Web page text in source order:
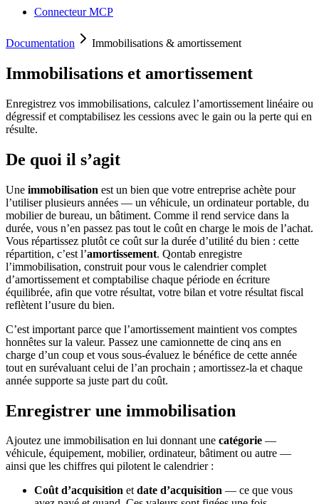
Connecteur MCP
Documentation Immobilisations & amortissement
Immobilisations et amortissement
Enregistrez vos immobilisations, calculez l’amortissement linéaire ou
dégressif et comptabilisez les cessions avec le gain ou la perte qui en
résulte.
De quoi il s’agit
Une immobilisation est un bien que votre entreprise achète pour
l’utiliser plusieurs années — un véhicule, un ordinateur portable, du
mobilier de bureau, un bâtiment. Comme il rend service dans la
durée, vous n’en passez pas tout le coût en charge le mois de l’achat.
Vous répartissez plutôt ce coût sur la durée d’utilité du bien : cette
répartition, c’est l’amortissement. Qontab enregistre
l’immobilisation, construit pour vous le calendrier complet
d’amortissement et comptabilise chaque période en écriture
équilibrée, afin que votre résultat, votre bilan et votre résultat fiscal
reflètent l’usure du bien.
C’est important parce que l’amortissement maintient vos comptes
honnêtes sur la valeur. Passez une camionnette de cinq ans en
charge d’un coup et vous sous-évaluez le bénéfice de cette année
tout en surévaluant celui de l’an prochain ; amortissez-la et chaque
année supporte sa juste part du coût.
Enregistrer une immobilisation
Ajoutez une immobilisation en lui donnant une catégorie —
véhicule, équipement, mobilier, ordinateur, bâtiment ou autre —
ainsi que les chiffres qui pilotent le calendrier :
Coût d’acquisition etdate d’acquisition — ce que vous